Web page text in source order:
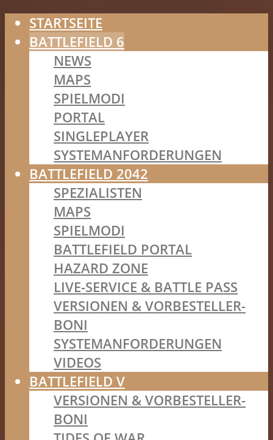
STARTSEITE
BATTLEFIELD 6
NEWS
MAPS
SPIELMODI
PORTAL
SINGLEPLAYER
SYSTEMANFORDERUNGEN
BATTLEFIELD 2042
SPEZIALISTEN
MAPS
SPIELMODI
BATTLEFIELD PORTAL
HAZARD ZONE
LIVE-SERVICE & BATTLE PASS
VERSIONEN & VORBESTELLER-
BONI
SYSTEMANFORDERUNGEN
VIDEOS
BATTLEFIELD V
VERSIONEN & VORBESTELLER-
BONI